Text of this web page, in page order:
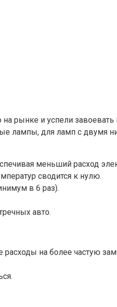
рынке и успели
лампы, для ламп с двумя
меньший расход
сводится к нулю.
в 6 раз).
авто.
на более частую